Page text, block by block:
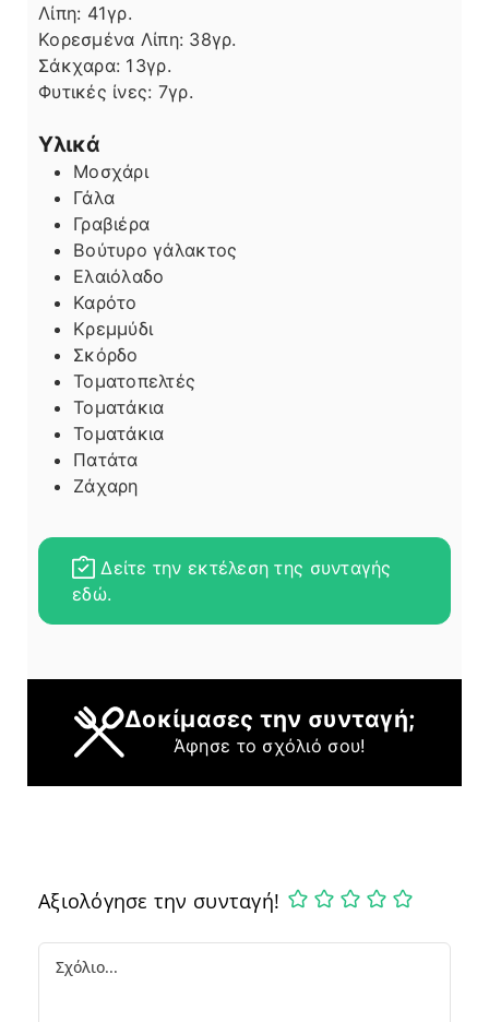
Λίπη
Λίπη: 41γρ.
Κορεσμένα Λίπη: 38γρ.
Σάκχαρα: 13γρ.
Φυτικές ίνες: 7γρ.
Υλικά
Μοσχάρι
Γάλα
Γραβιέρα
Βούτυρο γάλακτος
Ελαιόλαδο
Καρότο
Κρεμμύδι
Σκόρδο
Τοματοπελτές
Τοματάκια
Τοματάκια
Πατάτα
Ζάχαρη
Δείτε την εκτέλεση της συνταγής
εδώ.
Δοκίμασες την συνταγή;
Άφησε το σχόλιό σου!
Αξιολόγησε την συνταγή!
Comment